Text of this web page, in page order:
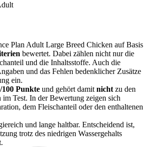
Plan Adult Large Breed Chicken auf Basis
bewertet. Dabei zählen nicht nur die
und die Inhaltsstoffe. Auch die
und das Fehlen bedenklicher Zusätze
ein.
100 Punkte und gehört damit nicht zu den
im Test. In der Bewertung zeigen sich
dem Fleischanteil oder den enthaltenen
und lange haltbar. Entscheidend ist,
trotz des niedrigen Wassergehalts